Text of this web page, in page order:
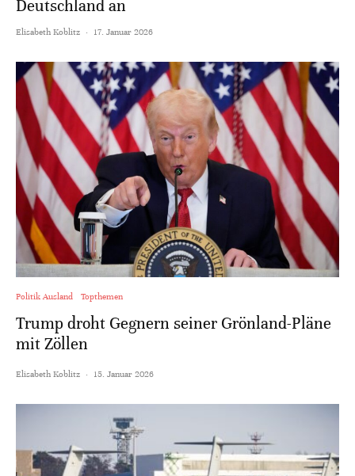
Deutschland an
Elisabeth Koblitz · 17. Januar 2026
Politik Ausland Topthemen
Trump droht Gegnern seiner Grönland-Pläne
mit Zöllen
Elisabeth Koblitz · 15. Januar 2026